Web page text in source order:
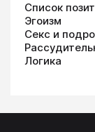
Список
Эгоизм
Секс и
Логика